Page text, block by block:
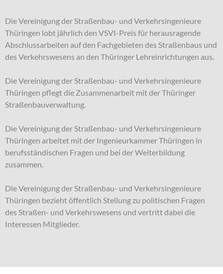
Die Vereinigung der Straßenbau- und Verkehrsingenieure
Thüringen lobt jährlich den VSVI-Preis für herausragende
Abschlussarbeiten auf den Fachgebieten des Straßenbaus und
des Verkehrswesens an den Thüringer Lehreinrichtungen aus.
Die Vereinigung der Straßenbau- und Verkehrsingenieure
Thüringen pflegt die Zusammenarbeit mit der Thüringer
Straßenbauverwaltung.
Die Vereinigung der Straßenbau- und Verkehrsingenieure
Thüringen arbeitet mit der Ingenieurkammer Thüringen in
berufsständischen Fragen und bei der Weiterbildung
zusammen.
Die Vereinigung der Straßenbau- und Verkehrsingenieure
Thüringen bezieht öffentlich Stellung zu politischen Fragen
des Straßen- und Verkehrswesens und vertritt dabei die
Interessen Mitglieder.